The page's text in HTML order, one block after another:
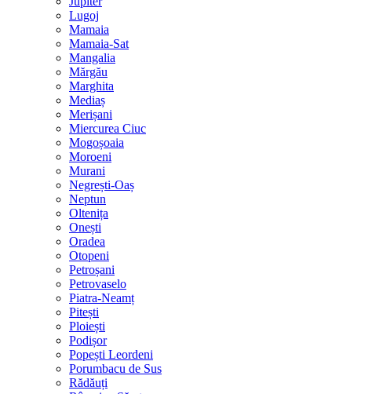
Lugoj
Mamaia
Mamaia-Sat
Mangalia
Mărgău
Marghita
Mediaș
Merișani
Miercurea Ciuc
Mogoșoaia
Moroeni
Murani
Negrești-Oaș
Neptun
Oltenița
Onești
Oradea
Otopeni
Petroșani
Petrovaselo
Piatra-Neamț
Pitești
Ploiești
Podișor
Popești Leordeni
Porumbacu de Sus
Rădăuți